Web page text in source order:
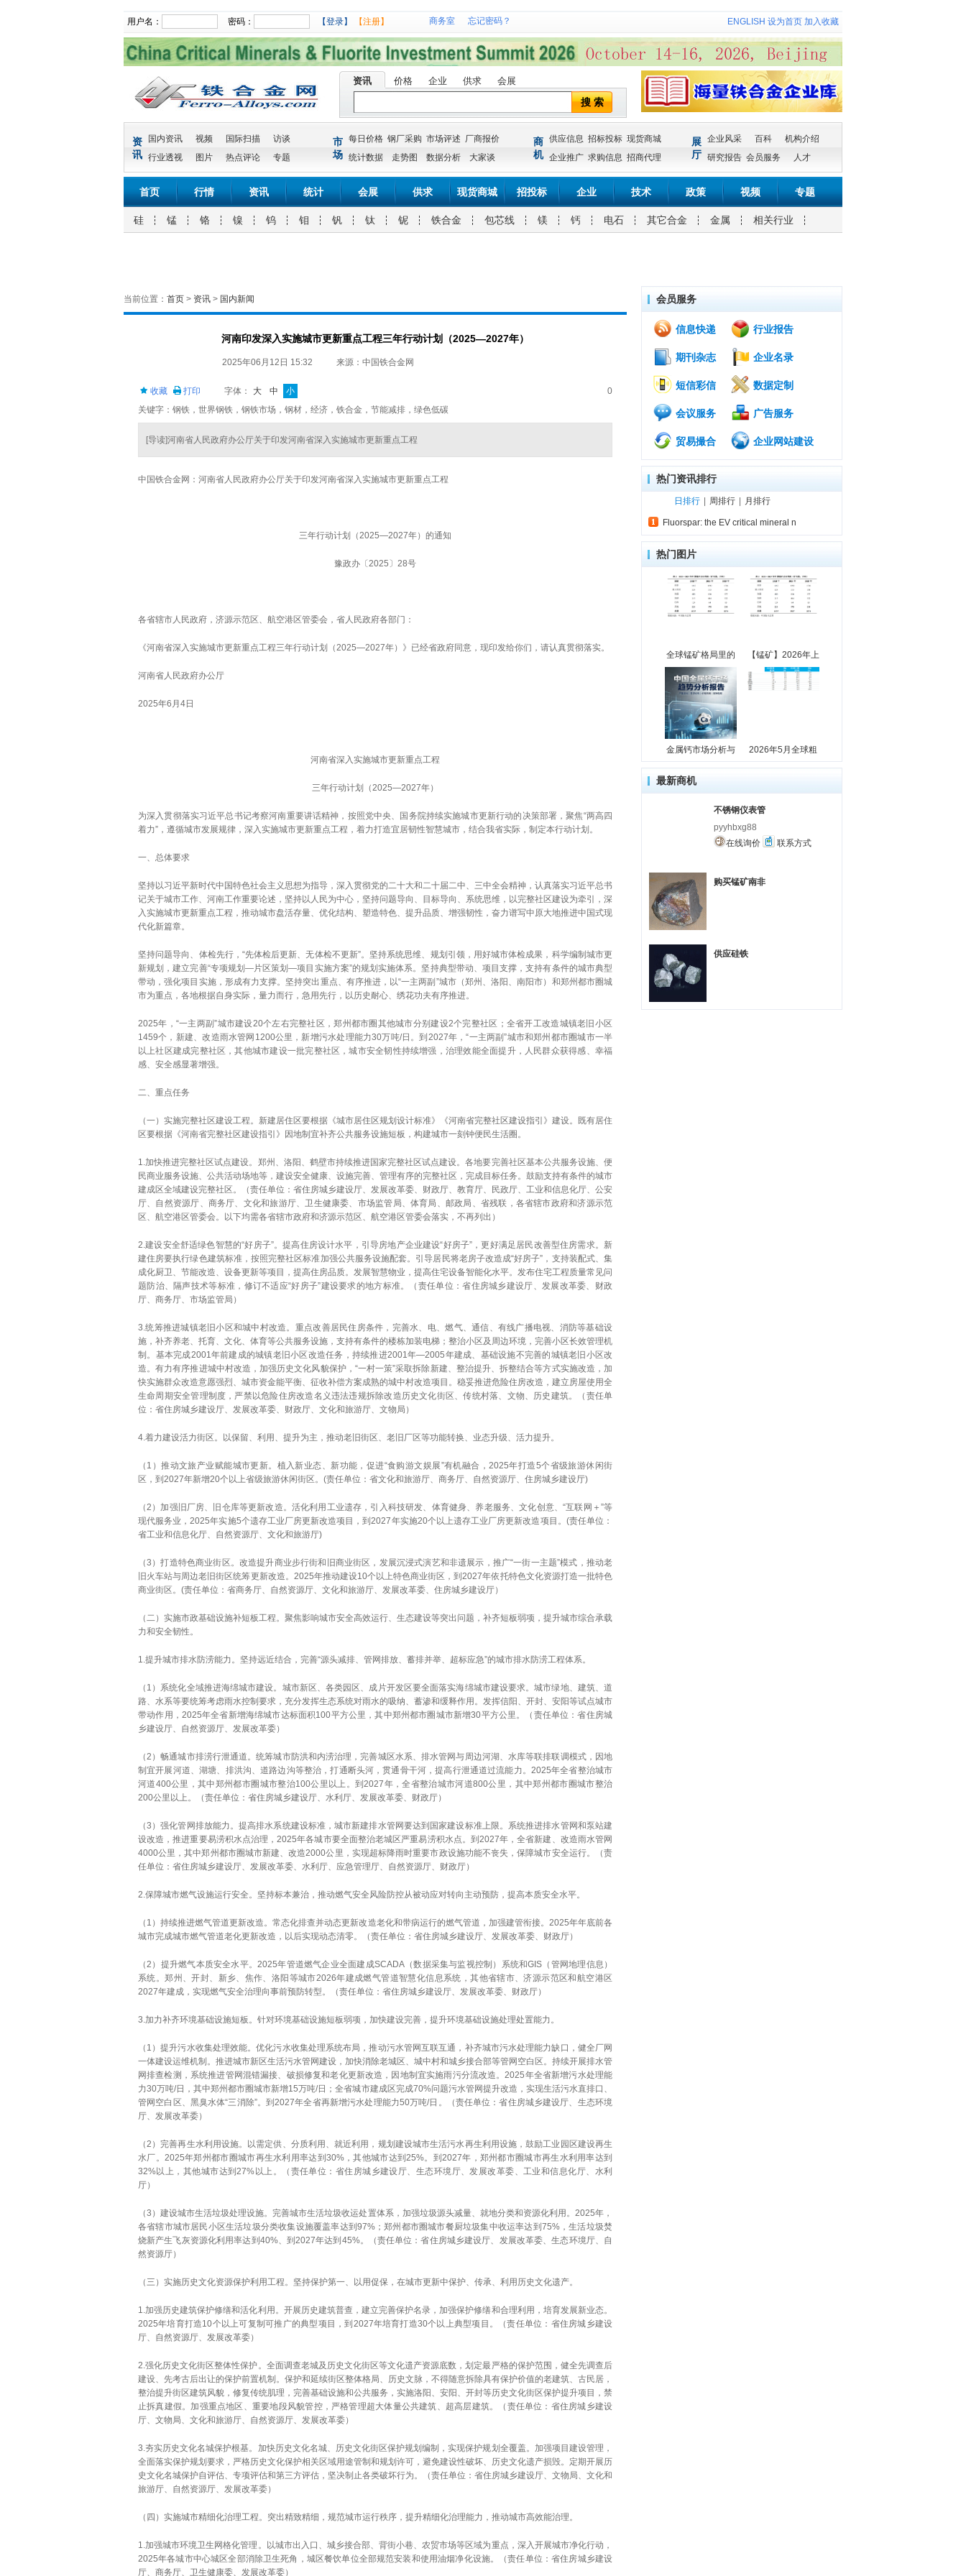
用户名： 密码： 【登录】 【注册】 商务室 忘记密码？ ENGLISH 设为首页 加入收藏
资讯 价格 企业 供求 会展
搜 索
资
讯
国内资讯 视频 国际扫描
访谈
行业透视
图片 热点评论 专题
市
场
每日价格 钢厂采购 市场评述 厂商报价
统计数据
走势图 数据分析 大家谈
商
机
供应信息 招标投标 现货商城
企业推广 求购信息 招商代理
展
厅
企业风采 百科
机构介绍
研究报告 会员服务 人才
首页 行情 资讯 统计 会展 供求 现货商城 招投标 企业 技术 政策 视频 专题
硅 锰 铬 镍 钨 钼 钒 钛 铌 铁合金 包芯线 镁 钙 电石 其它合金 金属 相关行业
当前位置： 首页 > 资讯 > 国内新闻
河南印发深入实施城市更新重点工程三年行动计划（2025—2027年）
2025年06月12日 15:32 来源：中国铁合金网
收藏 打印 字体： 大 中 小
0
关键字：钢铁，世界钢铁，钢铁市场，钢材，经济，铁合金，节能减排，绿色低碳
[导读]河南省人民政府办公厅关于印发河南省深入实施城市更新重点工程
中国铁合金网：河南省人民政府办公厅关于印发河南省深入实施城市更新重点工程
三年行动计划（2025—2027年）的通知
豫政办〔2025〕28号
各省辖市人民政府，济源示范区、航空港区管委会，省人民政府各部门：
《河南省深入实施城市更新重点工程三年行动计划（2025—2027年）》已经省政府同意，现印发给你们，请认真贯彻落实。
河南省人民政府办公厅
2025年6月4日
河南省深入实施城市更新重点工程
三年行动计划（2025—2027年）
为深入贯彻落实习近平总书记考察河南重要讲话精神，按照党中央、国务院持续实施城市更新行动的决策部署，聚焦“两高四
着力”，遵循城市发展规律，深入实施城市更新重点工程，着力打造宜居韧性智慧城市，结合我省实际，制定本行动计划。
一、总体要求
坚持以习近平新时代中国特色社会主义思想为指导，深入贯彻党的二十大和二十届二中、三中全会精神，认真落实习近平总书
记关于城市工作、河南工作重要论述，坚持以人民为中心，坚持问题导向、目标导向、系统思维，以完整社区建设为牵引，深
入实施城市更新重点工程，推动城市盘活存量、优化结构、塑造特色、提升品质、增强韧性，奋力谱写中原大地推进中国式现
代化新篇章。
坚持问题导向、体检先行，“先体检后更新、无体检不更新”。坚持系统思维、规划引领，用好城市体检成果，科学编制城市更
新规划，建立完善“专项规划—片区策划—项目实施方案”的规划实施体系。坚持典型带动、项目支撑，支持有条件的城市典型
带动，强化项目实施，形成有力支撑。坚持突出重点、有序推进，以“一主两副”城市（郑州、洛阳、南阳市）和郑州都市圈城
市为重点，各地根据自身实际，量力而行，急用先行，以历史耐心、绣花功夫有序推进。
2025年，“一主两副”城市建设20个左右完整社区，郑州都市圈其他城市分别建设2个完整社区；全省开工改造城镇老旧小区
1459个，新建、改造雨水管网1200公里，新增污水处理能力30万吨/日。到2027年，“一主两副”城市和郑州都市圈城市一半
以上社区建成完整社区，其他城市建设一批完整社区，城市安全韧性持续增强，治理效能全面提升，人民群众获得感、幸福
感、安全感显著增强。
二、重点任务
（一）实施完整社区建设工程。新建居住区要根据《城市居住区规划设计标准》《河南省完整社区建设指引》建设。既有居住
区要根据《河南省完整社区建设指引》因地制宜补齐公共服务设施短板，构建城市一刻钟便民生活圈。
1.加快推进完整社区试点建设。郑州、洛阳、鹤壁市持续推进国家完整社区试点建设。各地要完善社区基本公共服务设施、便
民商业服务设施、公共活动场地等，建设安全健康、设施完善、管理有序的完整社区，完成目标任务。鼓励支持有条件的城市
建成区全域建设完整社区。（责任单位：省住房城乡建设厅、发展改革委、财政厅、教育厅、民政厅、工业和信息化厅、公安
厅、自然资源厅、商务厅、文化和旅游厅、卫生健康委、市场监管局、体育局、邮政局、省残联，各省辖市政府和济源示范
区、航空港区管委会。以下均需各省辖市政府和济源示范区、航空港区管委会落实，不再列出）
2.建设安全舒适绿色智慧的“好房子”。提高住房设计水平，引导房地产企业建设“好房子”，更好满足居民改善型住房需求。新
建住房要执行绿色建筑标准，按照完整社区标准加强公共服务设施配套。引导居民将老房子改造成“好房子”，支持装配式、集
成化厨卫、节能改造、设备更新等项目，提高住房品质。发展智慧物业，提高住宅设备智能化水平。发布住宅工程质量常见问
题防治、隔声技术等标准，修订不适应“好房子”建设要求的地方标准。（责任单位：省住房城乡建设厅、发展改革委、财政
厅、商务厅、市场监管局）
3.统筹推进城镇老旧小区和城中村改造。重点改善居民住房条件，完善水、电、燃气、通信、有线广播电视、消防等基础设
施，补齐养老、托育、文化、体育等公共服务设施，支持有条件的楼栋加装电梯；整治小区及周边环境，完善小区长效管理机
制。基本完成2001年前建成的城镇老旧小区改造任务，持续推进2001年—2005年建成、基础设施不完善的城镇老旧小区改
造。有力有序推进城中村改造，加强历史文化风貌保护，“一村一策”采取拆除新建、整治提升、拆整结合等方式实施改造，加
快实施群众改造意愿强烈、城市资金能平衡、征收补偿方案成熟的城中村改造项目。稳妥推进危险住房改造，建立房屋使用全
生命周期安全管理制度，严禁以危险住房改造名义违法违规拆除改造历史文化街区、传统村落、文物、历史建筑。（责任单
位：省住房城乡建设厅、发展改革委、财政厅、文化和旅游厅、文物局）
4.着力建设活力街区。以保留、利用、提升为主，推动老旧街区、老旧厂区等功能转换、业态升级、活力提升。
（1）推动文旅产业赋能城市更新。植入新业态、新功能，促进“食购游文娱展”有机融合，2025年打造5个省级旅游休闲街
区，到2027年新增20个以上省级旅游休闲街区。(责任单位：省文化和旅游厅、商务厅、自然资源厅、住房城乡建设厅)
（2）加强旧厂房、旧仓库等更新改造。活化利用工业遗存，引入科技研发、体育健身、养老服务、文化创意、“互联网＋”等
现代服务业，2025年实施5个遗存工业厂房更新改造项目，到2027年实施20个以上遗存工业厂房更新改造项目。(责任单位：
省工业和信息化厅、自然资源厅、文化和旅游厅)
（3）打造特色商业街区。改造提升商业步行街和旧商业街区，发展沉浸式演艺和非遗展示，推广“一街一主题”模式，推动老
旧火车站与周边老旧街区统筹更新改造。2025年推动建设10个以上特色商业街区，到2027年依托特色文化资源打造一批特色
商业街区。(责任单位：省商务厅、自然资源厅、文化和旅游厅、发展改革委、住房城乡建设厅）
（二）实施市政基础设施补短板工程。聚焦影响城市安全高效运行、生态建设等突出问题，补齐短板弱项，提升城市综合承载
力和安全韧性。
1.提升城市排水防涝能力。坚持远近结合，完善“源头减排、管网排放、蓄排并举、超标应急”的城市排水防涝工程体系。
（1）系统化全域推进海绵城市建设。城市新区、各类园区、成片开发区要全面落实海绵城市建设要求。城市绿地、建筑、道
路、水系等要统筹考虑雨水控制要求，充分发挥生态系统对雨水的吸纳、蓄渗和缓释作用。发挥信阳、开封、安阳等试点城市
带动作用，2025年全省新增海绵城市达标面积100平方公里，其中郑州都市圈城市新增30平方公里。（责任单位：省住房城
乡建设厅、自然资源厅、发展改革委）
（2）畅通城市排涝行泄通道。统筹城市防洪和内涝治理，完善城区水系、排水管网与周边河湖、水库等联排联调模式，因地
制宜开展河道、湖塘、排洪沟、道路边沟等整治，打通断头河，贯通骨干河，提高行泄通道过流能力。2025年全省整治城市
河道400公里，其中郑州都市圈城市整治100公里以上。到2027年，全省整治城市河道800公里，其中郑州都市圈城市整治
200公里以上。（责任单位：省住房城乡建设厅、水利厅、发展改革委、财政厅）
（3）强化管网排放能力。提高排水系统建设标准，城市新建排水管网要达到国家建设标准上限。系统推进排水管网和泵站建
设改造，推进重要易涝积水点治理，2025年各城市要全面整治老城区严重易涝积水点。到2027年，全省新建、改造雨水管网
4000公里，其中郑州都市圈城市新建、改造2000公里，实现超标降雨时重要市政设施功能不丧失，保障城市安全运行。（责
任单位：省住房城乡建设厅、发展改革委、水利厅、应急管理厅、自然资源厅、财政厅）
2.保障城市燃气设施运行安全。坚持标本兼治，推动燃气安全风险防控从被动应对转向主动预防，提高本质安全水平。
（1）持续推进燃气管道更新改造。常态化排查并动态更新改造老化和带病运行的燃气管道，加强建管衔接。2025年年底前各
城市完成城市燃气管道老化更新改造，以后实现动态清零。（责任单位：省住房城乡建设厅、发展改革委、财政厅）
（2）提升燃气本质安全水平。2025年管道燃气企业全面建成SCADA（数据采集与监视控制）系统和GIS（管网地理信息）
系统。郑州、开封、新乡、焦作、洛阳等城市2026年建成燃气管道智慧化信息系统，其他省辖市、济源示范区和航空港区
2027年建成，实现燃气安全治理向事前预防转型。（责任单位：省住房城乡建设厅、发展改革委、财政厅）
3.加力补齐环境基础设施短板。针对环境基础设施短板弱项，加快建设完善，提升环境基础设施处理处置能力。
（1）提升污水收集处理效能。优化污水收集处理系统布局，推动污水管网互联互通，补齐城市污水处理能力缺口，健全厂网
一体建设运维机制。推进城市新区生活污水管网建设，加快消除老城区、城中村和城乡接合部等管网空白区。持续开展排水管
网排查检测，系统推进管网混错漏接、破损修复和老化更新改造，因地制宜实施雨污分流改造。2025年全省新增污水处理能
力30万吨/日，其中郑州都市圈城市新增15万吨/日；全省城市建成区完成70%问题污水管网提升改造，实现生活污水直排口、
管网空白区、黑臭水体“三消除”。到2027年全省再新增污水处理能力50万吨/日。（责任单位：省住房城乡建设厅、生态环境
厅、发展改革委）
（2）完善再生水利用设施。以需定供、分质利用、就近利用，规划建设城市生活污水再生利用设施，鼓励工业园区建设再生
水厂。2025年郑州都市圈城市再生水利用率达到30%，其他城市达到25%。到2027年，郑州都市圈城市再生水利用率达到
32%以上，其他城市达到27%以上。（责任单位：省住房城乡建设厅、生态环境厅、发展改革委、工业和信息化厅、水利
厅）
（3）建设城市生活垃圾处理设施。完善城市生活垃圾收运处置体系，加强垃圾源头减量、就地分类和资源化利用。2025年，
各省辖市城市居民小区生活垃圾分类收集设施覆盖率达到97%；郑州都市圈城市餐厨垃圾集中收运率达到75%，生活垃圾焚
烧新产生飞灰资源化利用率达到40%、到2027年达到45%。（责任单位：省住房城乡建设厅、发展改革委、生态环境厅、自
然资源厅）
（三）实施历史文化资源保护利用工程。坚持保护第一、以用促保，在城市更新中保护、传承、利用历史文化遗产。
1.加强历史建筑保护修缮和活化利用。开展历史建筑普查，建立完善保护名录，加强保护修缮和合理利用，培育发展新业态。
2025年培育打造10个以上可复制可推广的典型项目，到2027年培育打造30个以上典型项目。（责任单位：省住房城乡建设
厅、自然资源厅、发展改革委）
2.强化历史文化街区整体性保护。全面调查老城及历史文化街区等文化遗产资源底数，划定最严格的保护范围，健全先调查后
建设、先考古后出让的保护前置机制。保护和延续街区整体格局、历史文脉，不得随意拆除具有保护价值的老建筑、古民居，
整治提升街区建筑风貌，修复传统肌理，完善基础设施和公共服务，实施洛阳、安阳、开封等历史文化街区保护提升项目，禁
止拆真建假。加强重点地区、重要地段风貌管控，严格管理超大体量公共建筑、超高层建筑。（责任单位：省住房城乡建设
厅、文物局、文化和旅游厅、自然资源厅、发展改革委）
3.夯实历史文化名城保护根基。加快历史文化名城、历史文化街区保护规划编制，实现保护规划全覆盖。加强项目建设管理，
全面落实保护规划要求，严格历史文化保护相关区域用途管制和规划许可，避免建设性破坏、历史文化遗产损毁。定期开展历
史文化名城保护自评估、专项评估和第三方评估，坚决制止各类破坏行为。（责任单位：省住房城乡建设厅、文物局、文化和
旅游厅、自然资源厅、发展改革委）
（四）实施城市精细化治理工程。突出精致精细，规范城市运行秩序，提升精细化治理能力，推动城市高效能治理。
1.加强城市环境卫生网格化管理。以城市出入口、城乡接合部、背街小巷、农贸市场等区域为重点，深入开展城市净化行动，
2025年各城市中心城区全部消除卫生死角，城区餐饮单位全部规范安装和使用油烟净化设施。（责任单位：省住房城乡建设
厅、商务厅、卫生健康委、发展改革委）
会员服务
信息快递 行业报告
期刊杂志 企业名录
短信彩信 数据定制
会议服务 广告服务
贸易撮合 企业网站建设
热门资讯排行
日排行 周排行 月排行
Fluorspar: the EV critical mineral n
热门图片
全球锰矿格局里的 【锰矿】2026年上
金属钙市场分析与 2026年5月全球粗
最新商机
不锈钢仪表管
pyyhbxg88
在线询价
联系方式
购买锰矿南非
供应硅铁